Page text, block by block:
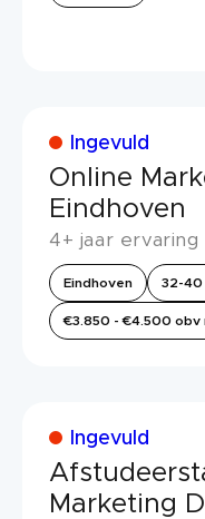
Ingevuld
Online
Eindhoven
4+ jaar ervaring
Eindhoven 32-40
€3.850 - €4.500 obv
Ingevuld
Marketing